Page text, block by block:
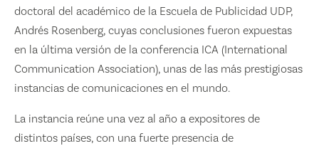
doctoral del académico de la Escuela de Publicidad UDP,
Andrés Rosenberg, cuyas conclusiones fueron expuestas
en la última versión de la conferencia ICA (International
Communication Association), unas de las más prestigiosas
instancias de comunicaciones en el mundo.
La instancia reúne una vez al año a expositores de
distintos países, con una fuerte presencia de